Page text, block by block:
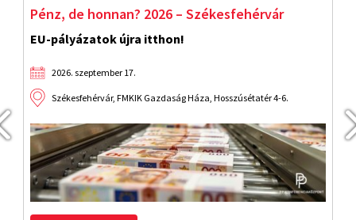
Pénz, de honnan? 2026 – Székesfehérvár
EU-pályázatok újra itthon!
2026. szeptember 17.
Székesfehérvár, FMKIK Gazdaság Háza, Hosszúsétatér 4-6.